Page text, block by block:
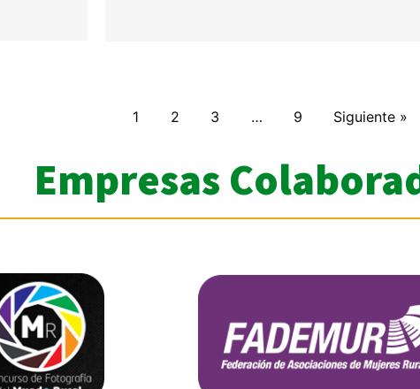
1 2 3 … 9 Siguiente »
Empresas